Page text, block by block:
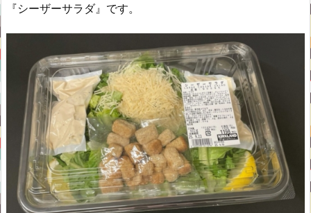
『シーザーサラダ』です。